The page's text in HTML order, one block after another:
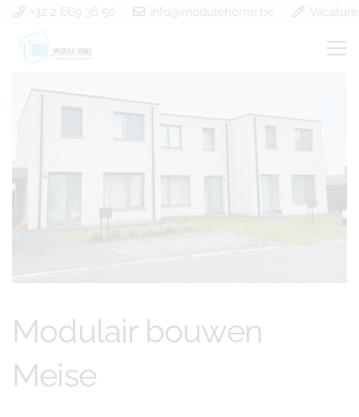
+32 2 669 36 50 info@modulehome.be
Modulair bouwen
Meise